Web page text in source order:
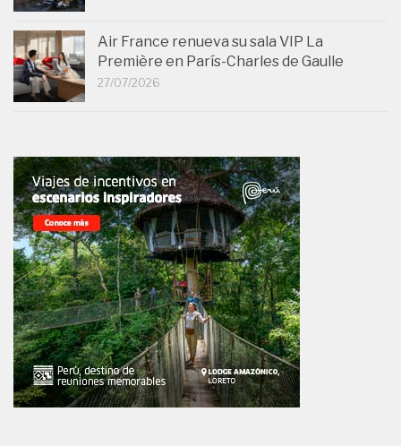
Air France renueva su sala VIP La
Première en París-Charles de Gaulle
27/07/2026